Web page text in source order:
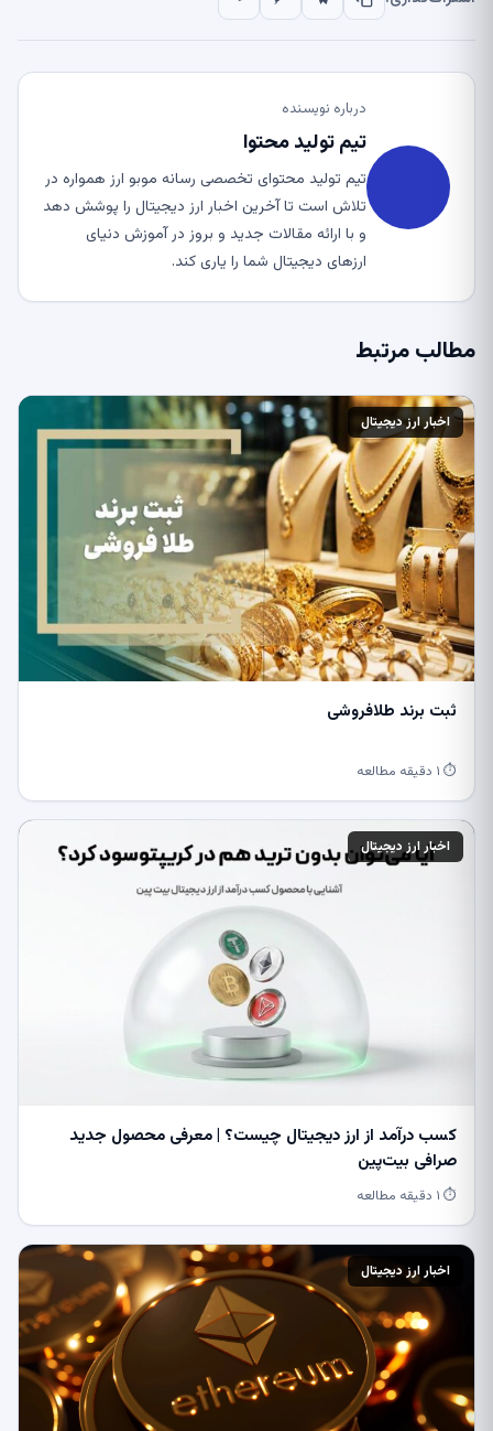
درباره نویسنده
تیم تولید محتوا
تیم تولید محتوای تخصصی رسانه موبو ارز همواره در
تلاش است تا آخرین اخبار ارز دیجیتال را پوشش دهد
و با ارائه مقالات جدید و بروز در آموزش دنیای
ارزهای دیجیتال شما را یاری کند.
مطالب مرتبط
اخبار ارز دیجیتال
ثبت برند طلافروشی
⏱ ۱ دقیقه مطالعه
اخبار ارز دیجیتال
کسب درآمد از ارز دیجیتال چیست؟ | معرفی محصول جدید
صرافی بیت‌پین
⏱ ۱ دقیقه مطالعه
اخبار ارز دیجیتال